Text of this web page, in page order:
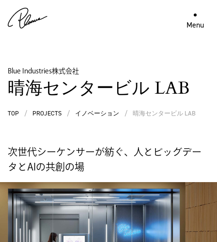
Menu
Blue Industries株式会社
晴海センタービル LAB
TOP / PROJECTS / イノベーション / 晴海センタービル LAB
次世代シーケンサーが紡ぐ、人とビッグデー
タとAIの共創の場